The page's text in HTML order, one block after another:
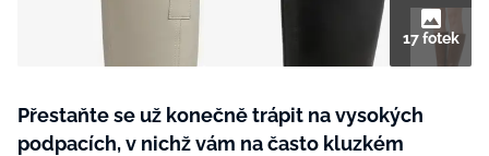
17 fotek
Přestaňte se už konečně trápit na vysokých
podpacích, v nichž vám na často kluzkém